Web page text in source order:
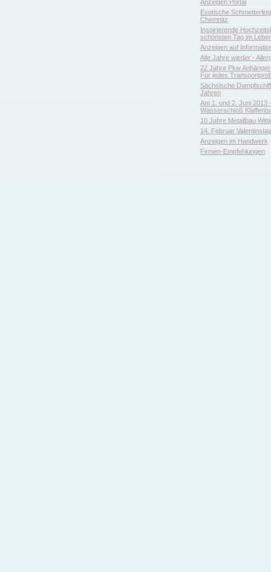
Anzeigen Portal
Exotische
Chemnitz
Inspirierende
schönsten Tag im
Anzeigen auf
Alle Jahre wieder -
22 Jahre Pkw
Für jedes
Sächsische
Jahren
Am 1. und 2. Juni 2013
Wasserschloß
10 Jahre Metallbau
14. Februar
Anzeigen im Handwerk
Firmen-Empfehlungen